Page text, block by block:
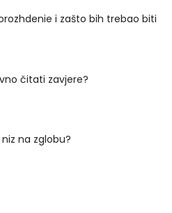
i zašto bih trebao biti
čitati zavjere?
na zglobu?